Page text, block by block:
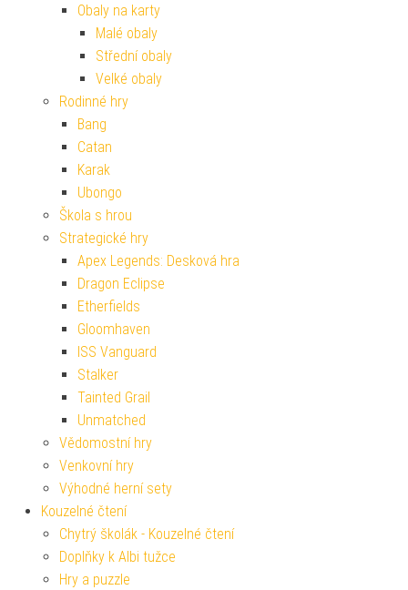
Obaly na karty
Malé obaly
Střední obaly
Velké obaly
Rodinné hry
Bang
Catan
Karak
Ubongo
Škola s hrou
Strategické hry
Apex Legends: Desková hra
Dragon Eclipse
Etherfields
Gloomhaven
ISS Vanguard
Stalker
Tainted Grail
Unmatched
Vědomostní hry
Venkovní hry
Výhodné herní sety
Kouzelné čtení
Chytrý školák - Kouzelné čtení
Doplňky k Albi tužce
Hry a puzzle